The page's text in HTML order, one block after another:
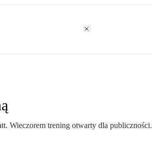
Wieczorem trening otwarty dla publiczności.